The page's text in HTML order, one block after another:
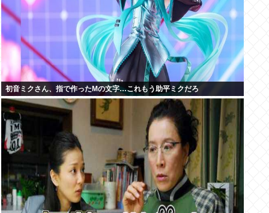
初音ミクさん、指で作ったMの文字…これもう助平ミクだろ